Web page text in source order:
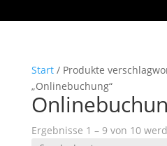
Start/ Produkte
„Onlinebuchung“
Ergebnisse 1 – 9 von 10